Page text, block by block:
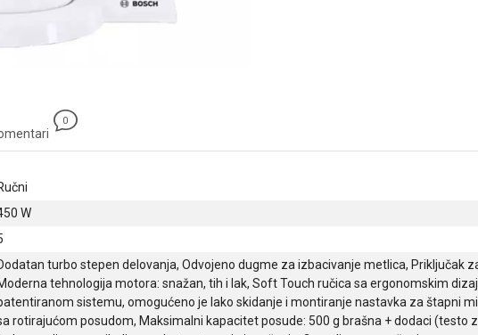
0
W
turbo stepen delovanja, Odvojeno dugme za izbacivanje metlica, Priključak
tehnologija motora: snažan, tih i lak, Soft Touch ručica sa ergonomskim
sistemu, omogućeno je lako skidanje i montiranje nastavka za štapni
rotirajućom posudom, Maksimalni kapacitet posude: 500 g brašna + dodaci (testo